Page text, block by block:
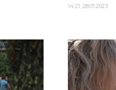
14:21, 28.01.2023